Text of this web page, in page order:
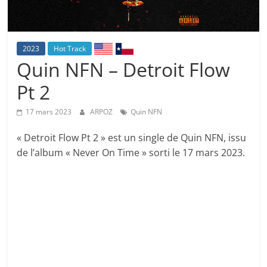
2023 Hot Track
Quin NFN – Detroit Flow
Pt 2
17 mars 2023 ARPOZ Quin NFN
« Detroit Flow Pt 2 » est un single de Quin NFN, issu
de l’album « Never On Time » sorti le 17 mars 2023.